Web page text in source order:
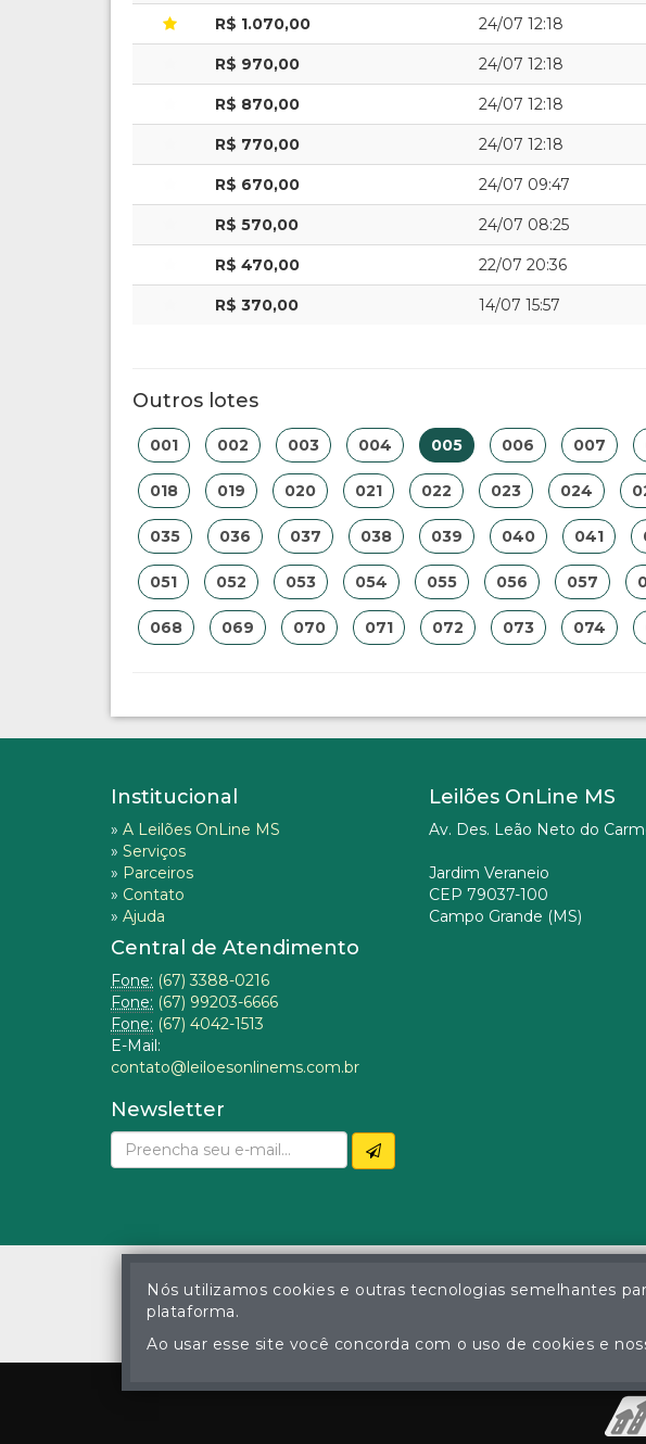
R$ 1.070,00 24/07 12:18
R$ 970,00 24/07 12:18
R$ 870,00 24/07 12:18
R$ 770,00 24/07 12:18
R$ 670,00 24/07 09:47
R$ 570,00 24/07 08:25
R$ 470,00 22/07 20:36
R$ 370,00 14/07 15:57
Outros lotes
001 002 003 004 005 006 007
018 019 020 021 022 023 024
035 036 037 038 039 040 041
051 052 053 054 055 056 057
068 069 070 071 072 073 074
Institucional
» A Leilões OnLine MS
» Serviços
» Parceiros
» Contato
» Ajuda
Central de Atendimento
Fone: (67) 3388-0216
Fone: (67) 99203-6666
Fone: (67) 4042-1513
E-Mail:
contato@leiloesonlinems.com.br
Newsletter
Leilões OnLine MS
Av. Des. Leão Neto do
Jardim Veraneio
CEP 79037-100
Campo Grande (MS)
A cópia ou reprodução não autorizada
Nós utilizamos cookies e outras tecnologias semelhantes
plataforma.
Ao usar esse site você concorda com o uso de cookies e